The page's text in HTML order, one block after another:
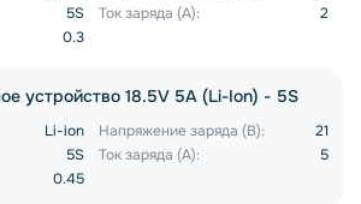
5S Ток заряда (А):
2
0.3
устройство 18.5V 5A (Li-Ion) - 5S
Li-ion Напряжение заряда (В):
21
5S Ток заряда (А):
5
0.45